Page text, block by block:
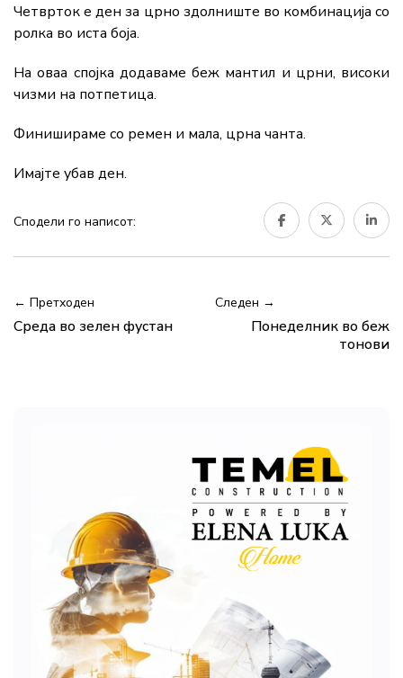
Четврток е ден за црно здолниште во комбинација со
ролка во иста боја.
На оваа спојка додаваме беж мантил и црни, високи
чизми на потпетица.
Финишираме со ремен и мала, црна чанта.
Имајте убав ден.
Сподели го написот:
← Претходен
Среда во зелен фустан
Следен →
Понеделник во беж
тонови